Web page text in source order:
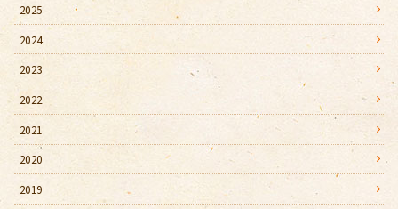
2025
2024
2023
2022
2021
2020
2019